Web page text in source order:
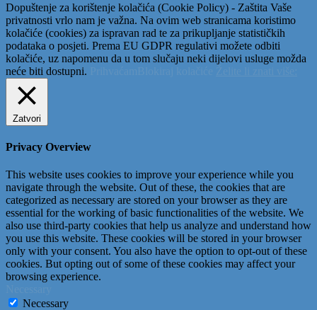
Dopuštenje za korištenje kolačića (Cookie Policy) - Zaštita Vaše
privatnosti vrlo nam je važna. Na ovim web stranicama koristimo
kolačiće (cookies) za ispravan rad te za prikupljanje statističkih
podataka o posjeti. Prema EU GDPR regulativi možete odbiti
kolačiće, uz napomenu da u tom slučaju neki dijelovi usluge možda
neće biti dostupni.
Zatvori
Privacy Overview
This website uses cookies to improve your experience while you
navigate through the website. Out of these, the cookies that are
categorized as necessary are stored on your browser as they are
essential for the working of basic functionalities of the website. We
also use third-party cookies that help us analyze and understand how
you use this website. These cookies will be stored in your browser
only with your consent. You also have the option to opt-out of these
cookies. But opting out of some of these cookies may affect your
browsing experience.
Necessary